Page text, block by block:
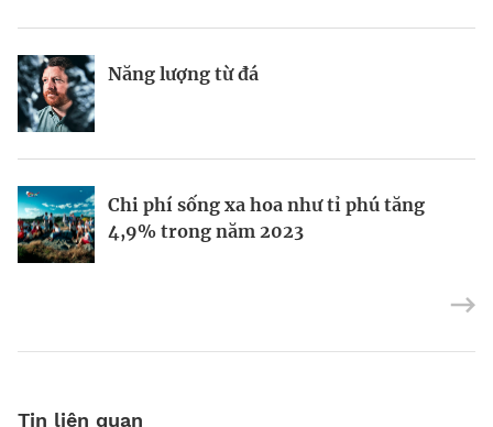
Năng lượng từ đá
Chi phí sống xa hoa như tỉ phú tăng
4,9% trong năm 2023
Nếu biết tận dụng, AI sẽ giúp điều hành
công ty tốt hơn
Định vị doanh nghiệp Việt trên bản đồ
kinh tế toàn cầu
Kết nối liên vùng: Đòn bẩy chiến lược
Mukesh Ambani sắp chuyển giao quyền
điều hành Reliance Industries cho các
Tin liên quan